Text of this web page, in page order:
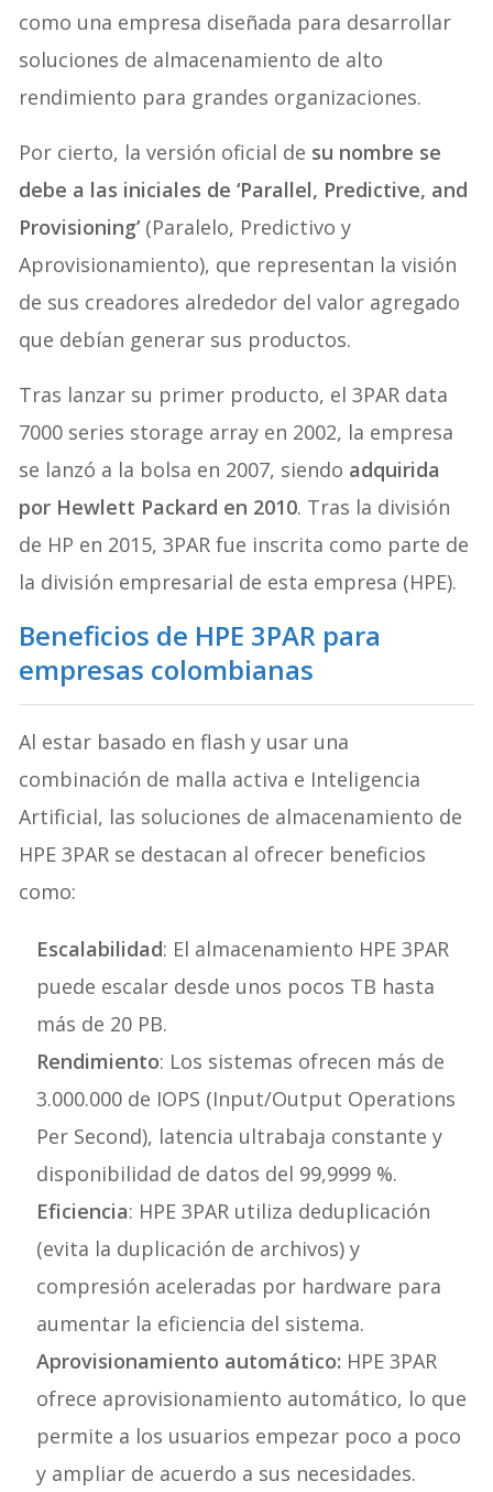
como una empresa diseñada para desarrollar
soluciones de almacenamiento de alto
rendimiento para grandes organizaciones.
Por cierto, la versión oficial de su nombre se
debe a las iniciales de ‘Parallel, Predictive, and
Provisioning’ (Paralelo, Predictivo y
Aprovisionamiento), que representan la visión
de sus creadores alrededor del valor agregado
que debían generar sus productos.
Tras lanzar su primer producto, el 3PAR data
7000 series storage array en 2002, la empresa
se lanzó a la bolsa en 2007, siendo adquirida
por Hewlett Packard en 2010. Tras la división
de HP en 2015, 3PAR fue inscrita como parte de
la división empresarial de esta empresa (HPE).
Beneficios de HPE 3PAR para
empresas colombianas
Al estar basado en flash y usar una
combinación de malla activa e Inteligencia
Artificial, las soluciones de almacenamiento de
HPE 3PAR se destacan al ofrecer beneficios
como:
Escalabilidad: El almacenamiento HPE 3PAR
puede escalar desde unos pocos TB hasta
más de 20 PB.
Rendimiento: Los sistemas ofrecen más de
3.000.000 de IOPS (Input/Output Operations
Per Second), latencia ultrabaja constante y
disponibilidad de datos del 99,9999 %.
Eficiencia: HPE 3PAR utiliza deduplicación
(evita la duplicación de archivos) y
compresión aceleradas por hardware para
aumentar la eficiencia del sistema.
Aprovisionamiento automático: HPE 3PAR
ofrece aprovisionamiento automático, lo que
permite a los usuarios empezar poco a poco
y ampliar de acuerdo a sus necesidades.